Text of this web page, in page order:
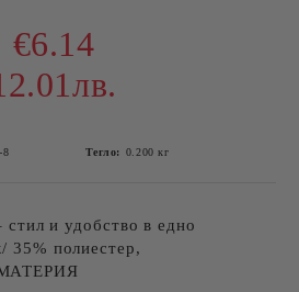
€6.14
8 Тегло: 0.200 кг
и удобство в едно
полиестер,